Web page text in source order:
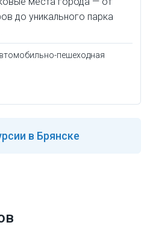
до уникального парка
пешеходная
в Брянске